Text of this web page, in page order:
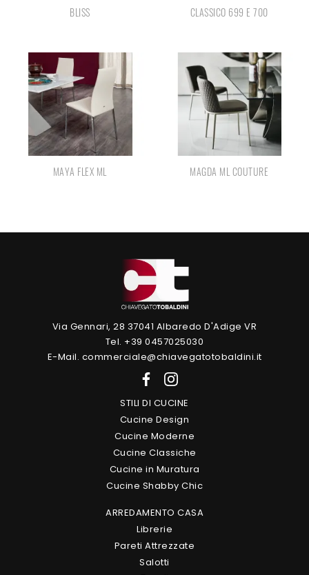
BLISS CLASSICO 699 E 700
MAYA FLEX ML MAGDA ML COUTURE
Via Gennari, 28 37041 Albaredo D'Adige VR
Tel. +39 0457025030
E-Mail. commerciale@chiavegatotobaldini.it
STILI DI CUCINE
Cucine Design
Cucine Moderne
Cucine Classiche
Cucine in Muratura
Cucine Shabby Chic
ARREDAMENTO CASA
Librerie
Pareti Attrezzate
Salotti